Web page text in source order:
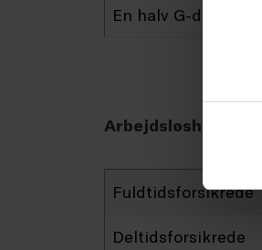
En halv G-dag
Fuldtidsforsikrede
Deltidsforsikrede